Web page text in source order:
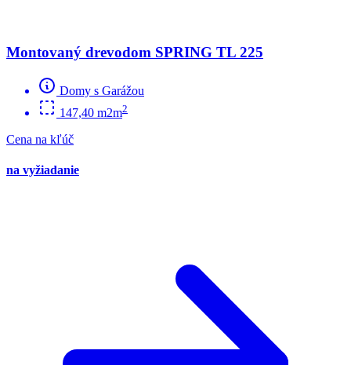
Montovaný drevodom SPRING TL 225
Domy s Garážou
147,40 m2m2
Cena na kľúč
na vyžiadanie